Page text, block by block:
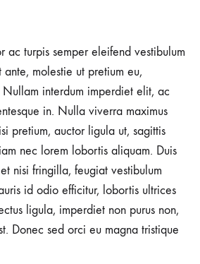
ac turpis semper eleifend vestibulum
ante, molestie ut pretium eu,
interdum imperdiet elit, ac
in. Nulla viverra maximus
pretium, auctor ligula ut, sagittis
nec lorem lobortis aliquam. Duis
nisi fringilla, feugiat vestibulum
id odio efficitur, lobortis ultrices
ligula, imperdiet non purus non,
Donec sed orci eu magna tristique